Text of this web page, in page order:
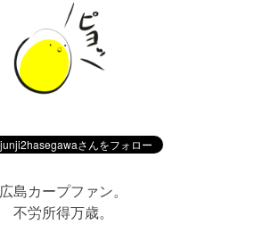
広島カープファン。
不労所得万歳。